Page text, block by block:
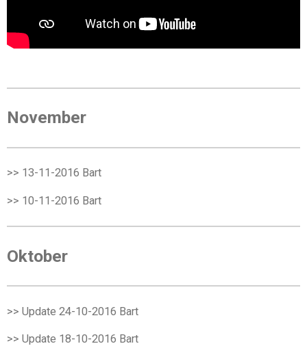
November
>> 13-11-2016 Bart
>> 10-11-2016 Bart
Oktober
>> Update 24-10-2016 Bart
>> Update 18-10-2016 Bart